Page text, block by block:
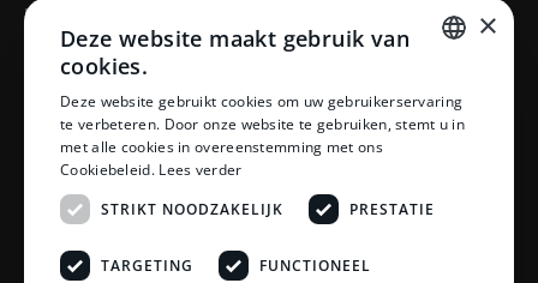
Legservice
Laminaat Capelle aan den Ijssel
Laminaat voor vloerverwarming
Klantenservice
Betaalmethoden
Openingstijden showroom
Afhalen en bezorgen
Retourprocedure
Veelgestelde vragen
Legservice
DUTCH
×
Deze website maakt gebruik van
cookies.
Deze website gebruikt cookies om uw gebruikerservaring
te verbeteren. Door onze website te gebruiken, stemt u in
met alle cookies in overeenstemming met ons
Cookiebeleid. Lees verder
STRIKT NOODZAKELIJK
PRESTATIE
TARGETING FUNCTIONEEL